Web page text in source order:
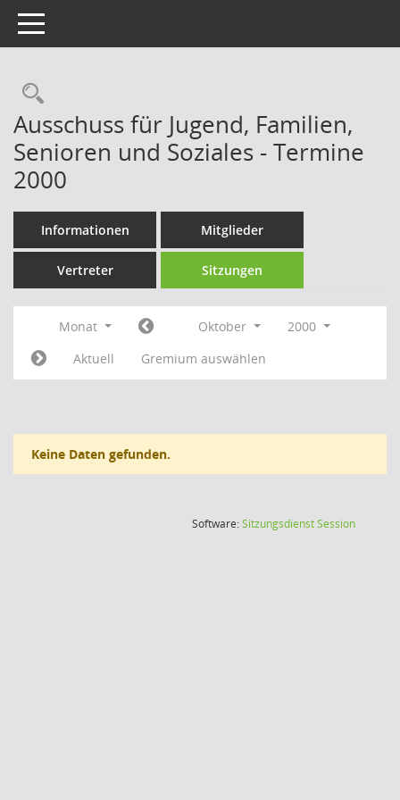
Toggle navigation
Rechercheauswahl
Ausschuss für Jugend, Familien,
Senioren und Soziales - Termine
2000
Informationen Mitglieder
Vertreter Sitzungen
Monat Oktober
2000
Aktuell
Gremium auswählen
Keine Daten gefunden.
Software:SitzungsdienstSession(Wird in